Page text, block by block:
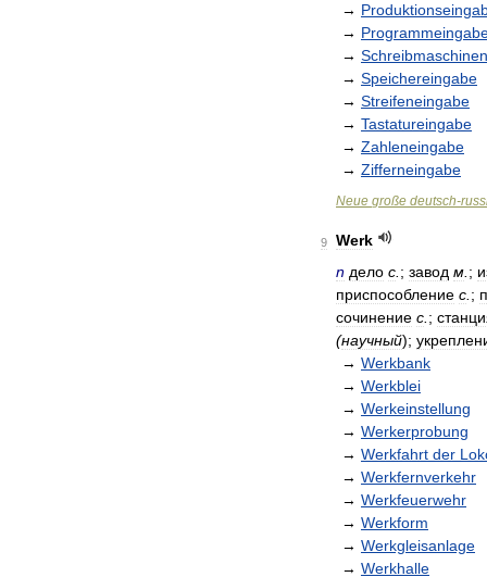
→
→
→
→ Speichereingabe
→ Streifeneingabe
→ Tastatureingabe
→ Zahleneingabe
→ Zifferneingabe
Neue große deutsch-
9
Werk
n дело с ; завод м ;
приспособление с ;
сочинение с ;
(научный);
→ Werkbank
→ Werkblei
→ Werkeinstellung
→ Werkerprobung
→ Werkfahrt der
→ Werkfernverkehr
→ Werkfeuerwehr
→ Werkform
→ Werkgleisanlage
→ Werkhalle